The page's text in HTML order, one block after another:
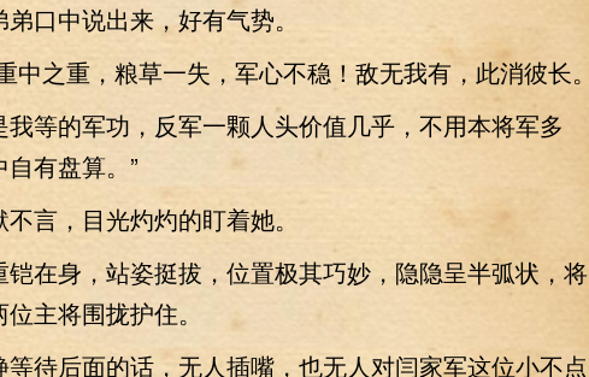
中说出来，好有气势。
之重，粮草一失，军心不稳！敌无我有，此消彼长。
的军功，反军一颗人头价值几乎，不用本将军多
有盘算。”
，目光灼灼的盯着她。
身，站姿挺拔，位置极其巧妙，隐隐呈半弧状，将
主将围拢护住。
后面的话，无人插嘴，也无人对闫家军这位小不点